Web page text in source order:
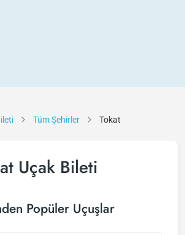
Tüm Şehirler Tokat
Uçak Bileti
Popüler Uçuşlar